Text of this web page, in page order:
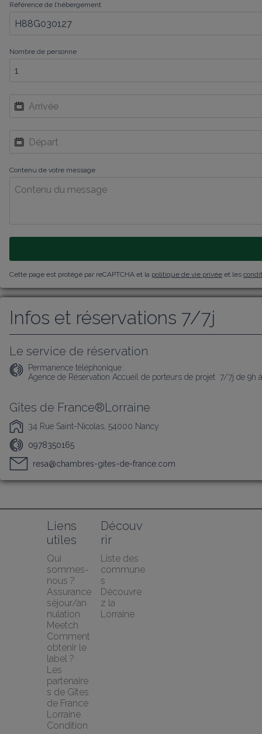
Référence de l’hébergement
Nombre de personne
Contenu de votre message
Cette page est protégé par reCAPTCHA et la politique de vie privée et les
Infos et réservations 7/7j
Le service de réservation
Permanence téléphonique :
Agence de Réservation Accueil de porteurs de projet  7/7j de 9h
Gîtes de France®Lorraine
34 Rue Saint-Nicolas, 54000 Nancy
0978350165
resa@chambres-gites-de-france.com
Liens
utiles
Qui
sommes-
nous ?
Assurance
séjour/an
nulation
Meetch
Comment
obtenir le
label ?
Les
partenaire
s de Gîtes
de France
Lorraine
Condition
Découv
rir
Liste des
commune
s
Découvre
z la
Lorraine